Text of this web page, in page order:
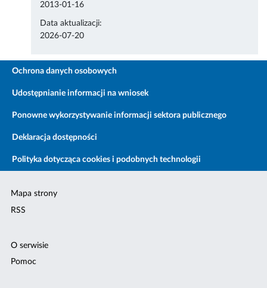
2013-01-16
Data aktualizacji:
2026-07-20
Ochrona danych osobowych
Udostępnianie informacji na wniosek
Ponowne wykorzystywanie informacji sektora publicznego
Deklaracja dostępności
Polityka dotycząca cookies i podobnych technologii
Mapa strony
RSS
O serwisie
Pomoc